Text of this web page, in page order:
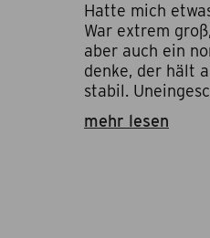
Hatte mich
War extrem
aber auch ein
denke, der hält
stabil.
mehr lesen